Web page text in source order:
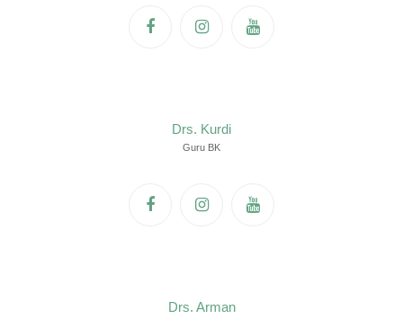
Drs. Kurdi
Guru BK
Drs. Arman